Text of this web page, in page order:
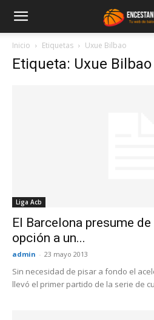
Inicio Etiquetas Uxue Bilbao
Etiqueta: Uxue Bilbao
Liga Acb
El Barcelona presume
opción a un...
admin - 23 mayo 2013
Sin necesidad de pisar a fondo el
llevó el primer partido de la serie de